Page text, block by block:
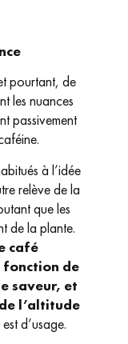
pourtant, de
les nuances
passivement
à l’idée
relève de la
que les
de la plante.
café
de
saveur, et
l’altitude
d’usage.